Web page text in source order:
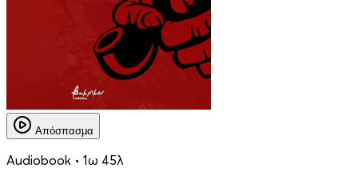
Απόσπασμα
Audiobook • 1ω 45λ